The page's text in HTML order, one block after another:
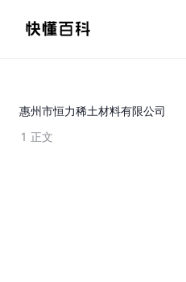
惠州市恒力稀土材料有限公司
1 正文